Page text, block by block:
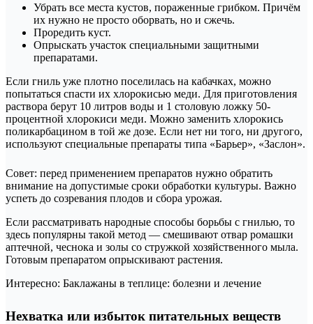
Убрать все места кустов, пораженные грибком. Причём
их нужно не просто оборвать, но и сжечь.
Проредить куст.
Опрыскать участок специальными защитными
препаратами.
Если гниль уже плотно поселилась на кабачках, можно
попытаться спасти их хлорокисью меди. Для приготовления
раствора берут 10 литров воды и 1 столовую ложку 50-
процентной хлорокиси меди. Можно заменить хлорокись
поликарбацином в той же дозе. Если нет ни того, ни другого,
используют специальные препараты типа «Барьер», «Заслон».
Совет: перед применением препаратов нужно обратить
внимание на допустимые сроки обработки культуры. Важно
успеть до созревания плодов и сбора урожая.
Если рассматривать народные способы борьбы с гнилью, то
здесь популярны такой метод — смешивают отвар ромашки
аптечной, чеснока и золы со стружкой хозяйственного мыла.
Готовым препаратом опрыскивают растения.
Интересно: Баклажаны в теплице: болезни и лечение
Нехватка или избыток питательных веществ